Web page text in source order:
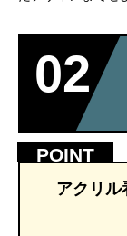
02
アクリル